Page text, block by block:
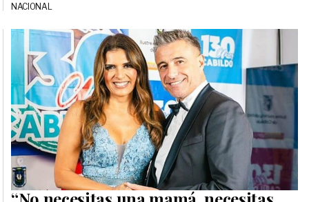
NACIONAL